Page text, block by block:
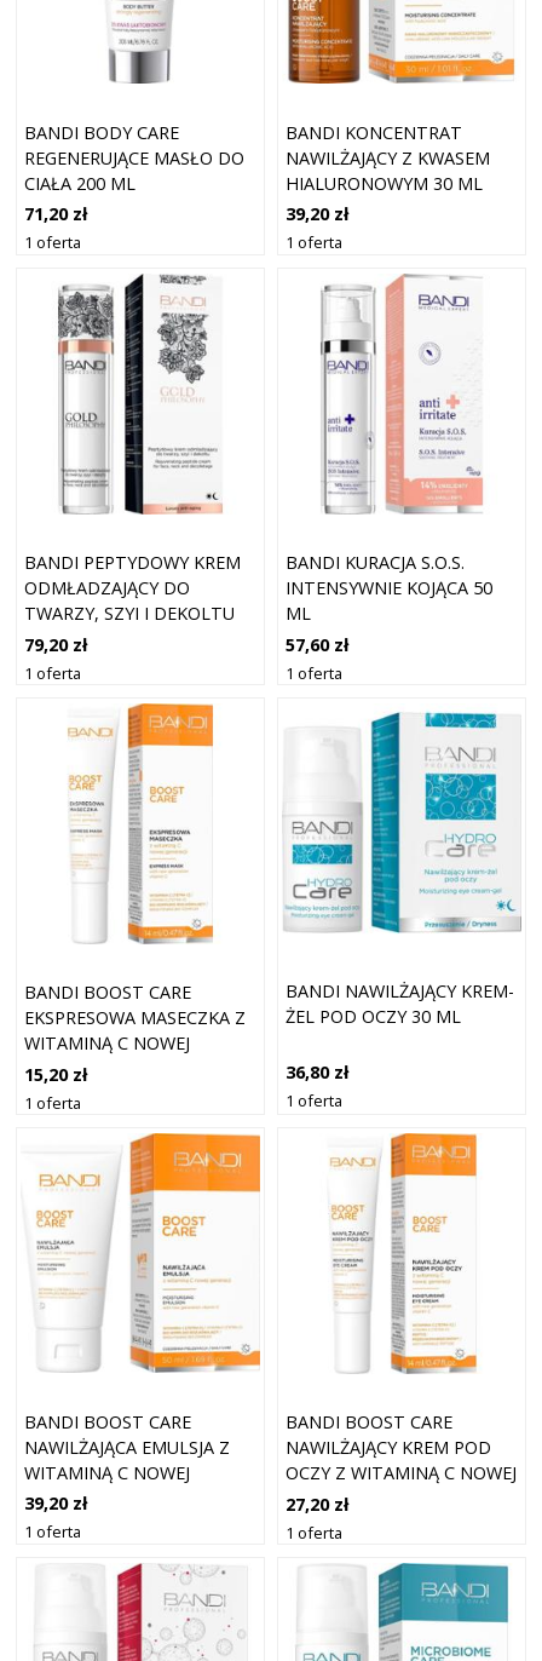
BANDI BODY CARE
REGENERUJĄCE MASŁO DO
CIAŁA 200 ML
71,20 zł
1 oferta
BANDI KONCENTRAT
NAWILŻAJĄCY Z KWASEM
HIALURONOWYM 30 ML
39,20 zł
1 oferta
BANDI PEPTYDOWY KREM
ODMŁADZAJĄCY DO
TWARZY, SZYI I DEKOLTU
79,20 zł
1 oferta
BANDI KURACJA S.O.S.
INTENSYWNIE KOJĄCA 50
ML
57,60 zł
1 oferta
BANDI BOOST CARE
EKSPRESOWA MASECZKA Z
WITAMINĄ C NOWEJ
GENERACJI, 14ML
15,20 zł
1 oferta
BANDI NAWILŻAJĄCY KREM-
ŻEL POD OCZY 30 ML
36,80 zł
1 oferta
BANDI BOOST CARE
NAWILŻAJĄCA EMULSJA Z
WITAMINĄ C NOWEJ
GENERACJI, 50ML
39,20 zł
1 oferta
BANDI BOOST CARE
NAWILŻAJĄCY KREM POD
OCZY Z WITAMINĄ C NOWEJ
GENERACJI, 14ML
27,20 zł
1 oferta